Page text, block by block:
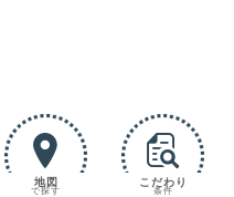
地図
で探す
こだわり
条件